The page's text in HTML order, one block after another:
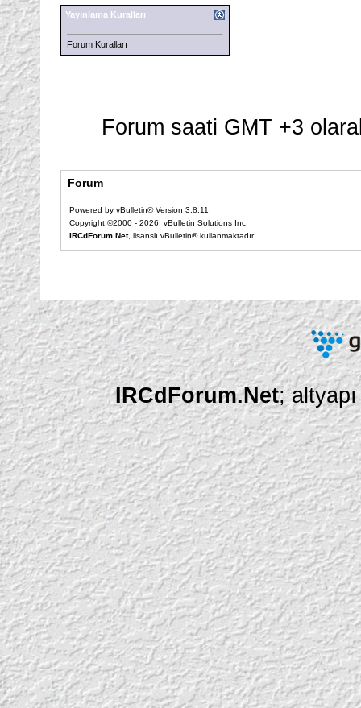
Yayınlama Kuralları
Forum Kuralları
Forum saati GMT +3
Forum
Powered by vBulletin® Version 3.8.11
Copyright ©2000 - 2026, vBulletin Solutions Inc.
IRCdForum.Net, lisanslı vBulletin® kullanmaktadır.
IRCdForum.Net;